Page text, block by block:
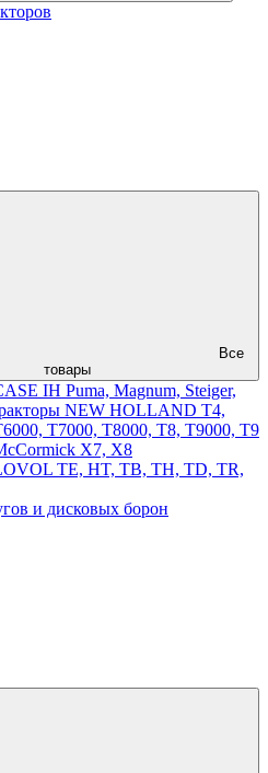
Все
товары
IH Puma, Magnum, Steiger,
NEW HOLLAND T4,
T7000, T8000, T8, T9000, T9
X7, X8
TE, HT, TB, TH, TD, TR,
и дисковых борон